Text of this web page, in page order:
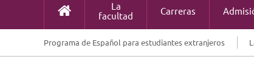
La
facultad
Carreras
Programa de Español para estudiantes extranjeros